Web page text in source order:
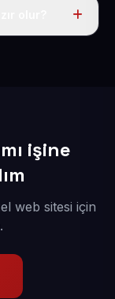
işine
web sitesi için